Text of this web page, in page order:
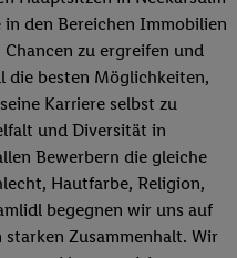
den Bereichen Immobilien
zu ergreifen und
die besten Möglichkeiten,
Karriere selbst zu
und Diversität in
Bewerbern die gleiche
Hautfarbe, Religion,
begegnen wir uns auf
Zusammenhalt. Wir